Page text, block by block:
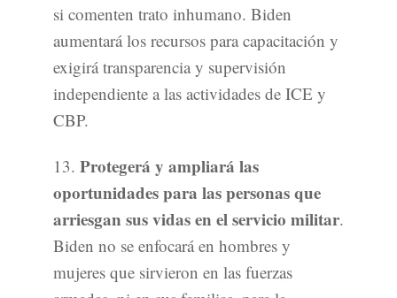
si comenten trato inhumano. Biden
aumentará los recursos para capacitación y
exigirá transparencia y supervisión
independiente a las actividades de ICE y
CBP.
13. Protegerá y ampliará las
oportunidades para las personas que
arriesgan sus vidas en el servicio militar.
Biden no se enfocará en hombres y
mujeres que sirvieron en las fuerzas